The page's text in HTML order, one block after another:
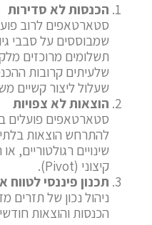
הכנסות לא סדירות
סטארטאפים לרוב
שמבוססים על סבבי
תשלומים מרוכזים
שלעיתים קרובות
שעלול ליצור קשיים
הוצאות לא צפויות
סטארטאפים פועלים
להתרחש הוצאות בלתי
שינויים רגולטוריים,
קיצוני (Pivot).
תכנון פיננסי לטווח
ניהול נכון של תזרים
הכנסות והוצאות